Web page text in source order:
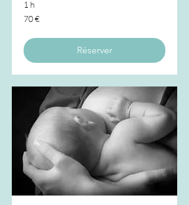
1 h
70
euros
70 €
Réserver